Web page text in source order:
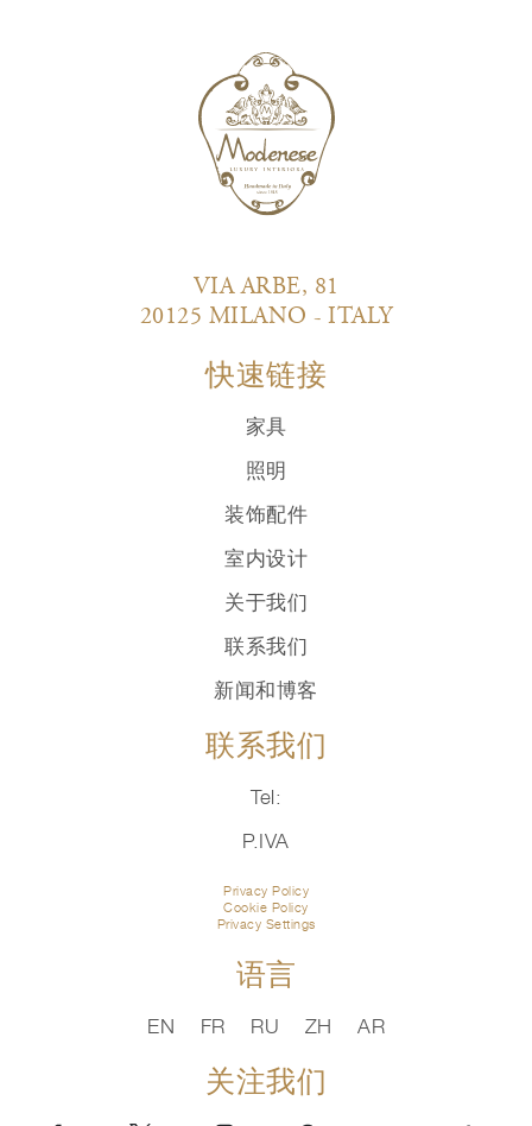
VIA ARBE, 81
20125 MILANO - ITALY
快速链接
家具
照明
装饰配件
室内设计
关于我们
联系我们
新闻和博客
联系我们
Tel:
P.IVA
Privacy Policy
Cookie Policy
Privacy Settings
语言
EN FR RU ZH AR
关注我们